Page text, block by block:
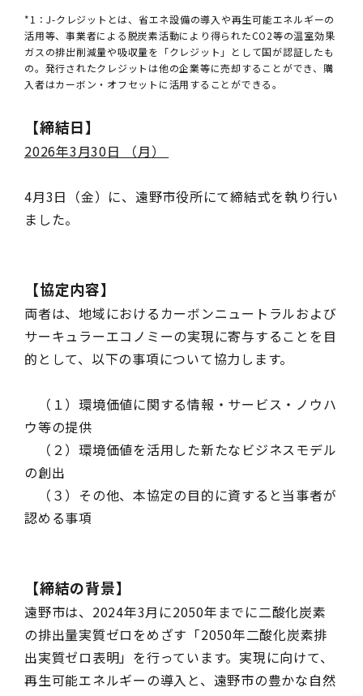
*1：J-クレジットとは、省エネ設備の導入や再生可能エネルギーの
活用等、事業者による脱炭素活動により得られたCO2等の温室効果
ガスの排出削減量や吸収量を「クレジット」として国が認証したも
の。発行されたクレジットは他の企業等に売却することができ、購
入者はカーボン・オフセットに活用することができる。
【締結日】
2026年3月30日 （月）
4月3日（金）に、遠野市役所にて締結式を執り行い
ました。
【協定内容】
両者は、地域におけるカーボンニュートラルおよび
サーキュラーエコノミーの実現に寄与することを目
的として、以下の事項について協力します。
（１）環境価値に関する情報・サービス・ノウハ
ウ等の提供
（２）環境価値を活用した新たなビジネスモデル
の創出
（３）その他、本協定の目的に資すると当事者が
認める事項
【締結の背景】
遠野市は、2024年3月に2050年までに二酸化炭素
の排出量実質ゼロをめざす「2050年二酸化炭素排
出実質ゼロ表明」を行っています。実現に向けて、
再生可能エネルギーの導入と、遠野市の豊かな自然